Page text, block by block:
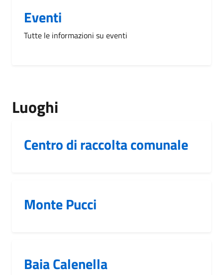
Eventi
Tutte le informazioni su eventi
Luoghi
Centro di raccolta comunale
Monte Pucci
Baia Calenella